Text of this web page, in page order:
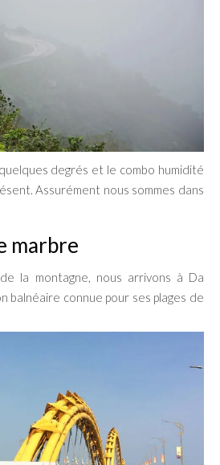
degrés et le combo humidité
Assurément nous sommes dans
marbre
la montagne, nous arrivons à Da
balnéaire connue pour ses plages de